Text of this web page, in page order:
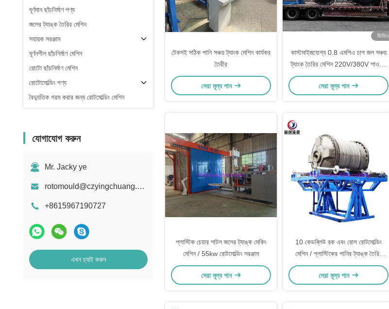
ঘূর্ণমান ছাঁচনির্মাণ পণ্য
জলের ট্যাঙ্ক তৈরির মেশিন
সহায়ক সরঞ্জাম
ঘূর্ণনশীল ছাঁচনির্মাণ মেশিন
রোটো ছাঁচনির্মাণ মেশিন
রোটোমোল্ডিং পণ্য
বৈদ্যুতিক গরম করার জন্য রোটমোল্ডিং মেশিন
যোগাযোগ করুন
Mr. Jacky ye
rotomould@czyingchuang.com
+8615967190727
এখন চ্যাট করুন
টেকসই সঠিক পানি সঞ্চয় ট্যাংক মেশিন কার্যকর
তৈরীর
সেরা মূল্য পান
ভিডিও
কাস্টমাইজযোগ্য 0.8 এমপিএ চাপ জল সঞ্চয়
ট্যাংক তৈরির মেশিন 220V/380V পাওয়ার
সাপ্লাই
সেরা মূল্য পান
প্লাস্টিক চেয়ার শাটল জলের ট্যাঙ্ক মেকিং
মেশিন / 55kw রোটমোল্ডিং সরঞ্জাম
সেরা মূল্য পান
10 কেডব্লিউ রক এবং রোল রোটমোল্ডিং
মেশিন / প্লাস্টিকের পানির ট্যাঙ্ক তৈরির
মেশিন
সেরা মূল্য পান